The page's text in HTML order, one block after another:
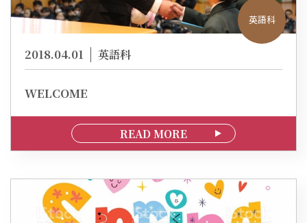
英語科
2018.04.01 英語科
WELCOME
READ MORE